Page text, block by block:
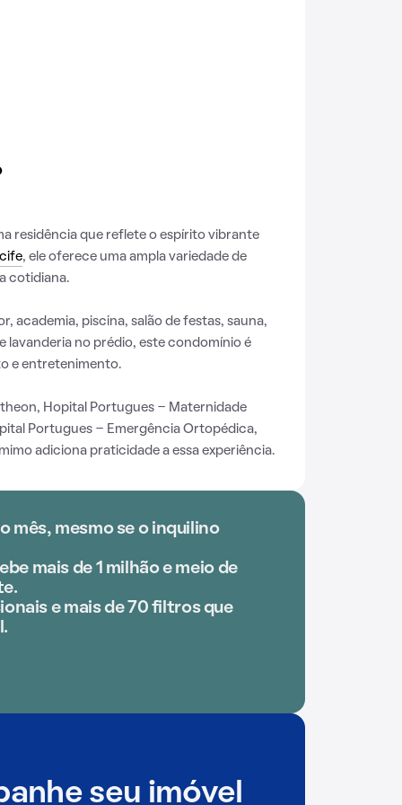
residência que reflete o espírito vibrante
, ele oferece uma ampla variedade de
cotidiana.
academia, piscina, salão de festas, sauna,
lavanderia no prédio, este condomínio é
e entretenimento.
Hopital Portugues - Maternidade
Portugues - Emergência Ortopédica,
adiciona praticidade a essa experiência.
mês, mesmo se o inquilino
mais de 1 milhão e meio de
e mais de 70 filtros que
seu imóvel